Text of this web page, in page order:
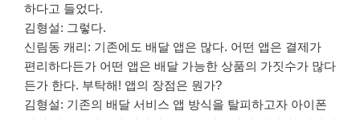
하다고 들었다.
김형설: 그렇다.
신림동 캐리: 기존에도 배달 앱은 많다. 어떤 앱은 결제가
편리하다든가 어떤 앱은 배달 가능한 상품의 가짓수가 많다
든가 한다. 부탁해! 앱의 장점은 뭔가?
김형설: 기존의 배달 서비스 앱 방식을 탈피하고자 아이폰